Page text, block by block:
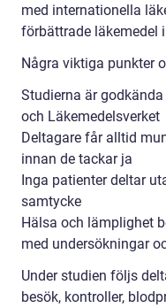
med internationella
förbättrade läkemedel
Några viktiga punkter
Studierna är
och Läkemedelsverket
Deltagare får alltid
innan de tackar ja
Inga patienter deltar
samtycke
Hälsa och lämplighet
med undersökningar
Under studien följs
besök, kontroller,